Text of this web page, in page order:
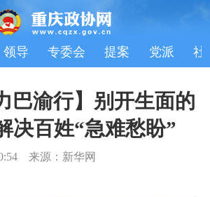
领导 专委会 提案 党派 社
巴渝行】别开生面的
决百姓“急难愁盼”
来源：新华网